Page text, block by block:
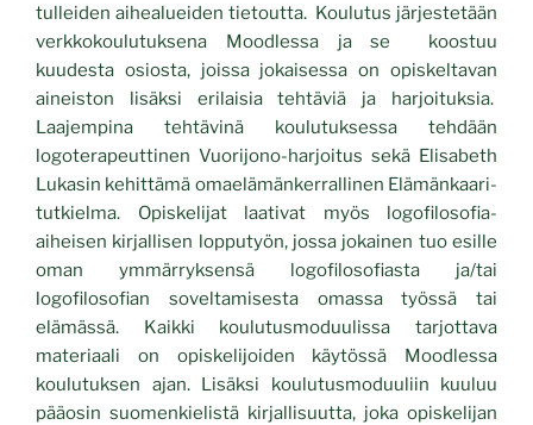
tulleiden aihealueiden tietoutta. Koulutus järjestetään
verkkokoulutuksena Moodlessa ja se koostuu
kuudesta osiosta, joissa jokaisessa on opiskeltavan
aineiston lisäksi erilaisia tehtäviä ja harjoituksia.
Laajempina tehtävinä koulutuksessa tehdään
logoterapeuttinen Vuorijono-harjoitus sekä Elisabeth
Lukasin kehittämä omaelämänkerrallinen Elämänkaari-
tutkielma. Opiskelijat laativat myös logofilosofia-
aiheisen kirjallisen lopputyön, jossa jokainen tuo esille
oman ymmärryksensä logofilosofiasta ja/tai
logofilosofian soveltamisesta omassa työssä tai
elämässä. Kaikki koulutusmoduulissa tarjottava
materiaali on opiskelijoiden käytössä Moodlessa
koulutuksen ajan. Lisäksi koulutusmoduuliin kuuluu
pääosin suomenkielistä kirjallisuutta, joka opiskelijan